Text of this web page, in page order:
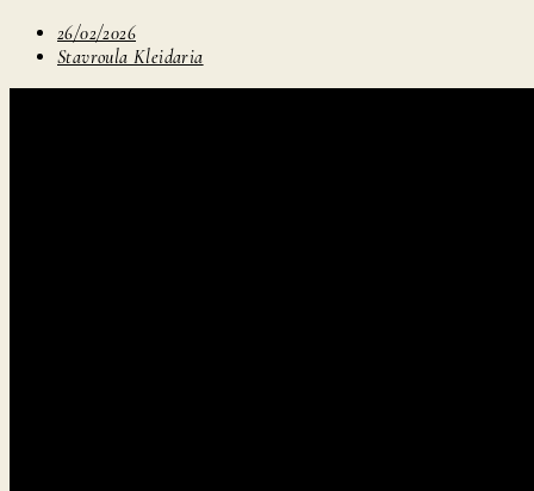
26/02/2026
Stavroula Kleidaria